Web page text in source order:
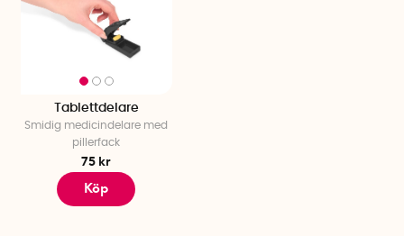
Tablettdelare
Smidig medicindelare med
pillerfack
75 kr
Köp